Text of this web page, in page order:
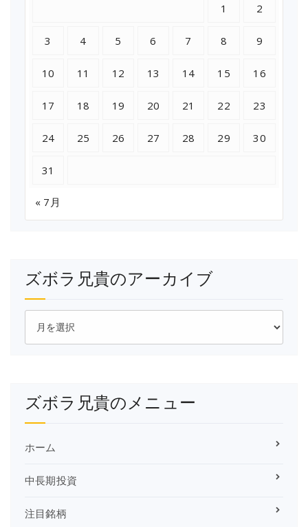
1 2
3 4 5 6 7 8 9
10 11 12 13 14 15 16
17 18 19 20 21 22 23
24 25 26 27 28 29 30
31
« 7月
ズボラ兄貴のアーカイブ
ズ
ラ
ア
イ
ズボラ兄貴のメニュー
ホーム
中長期投資
注目銘柄